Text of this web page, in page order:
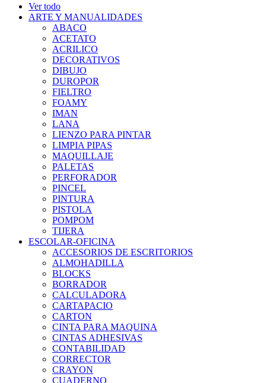
Ver todo
ARTE Y MANUALIDADES
ABACO
ACETATO
ACRILICO
DECORATIVOS
DIBUJO
DUROPOR
FIELTRO
FOAMY
IMAN
LANA
LIENZO PARA PINTAR
LIMPIA PIPAS
MAQUILLAJE
PALETAS
PERFORADOR
PINCEL
PINTURA
PISTOLA
POMPOM
TIJERA
ESCOLAR-OFICINA
ACCESORIOS DE ESCRITORIOS
ALMOHADILLA
BLOCKS
BORRADOR
CALCULADORA
CARTAPACIO
CARTON
CINTA PARA MAQUINA
CINTAS ADHESIVAS
CONTABILIDAD
CORRECTOR
CRAYON
CUADERNO